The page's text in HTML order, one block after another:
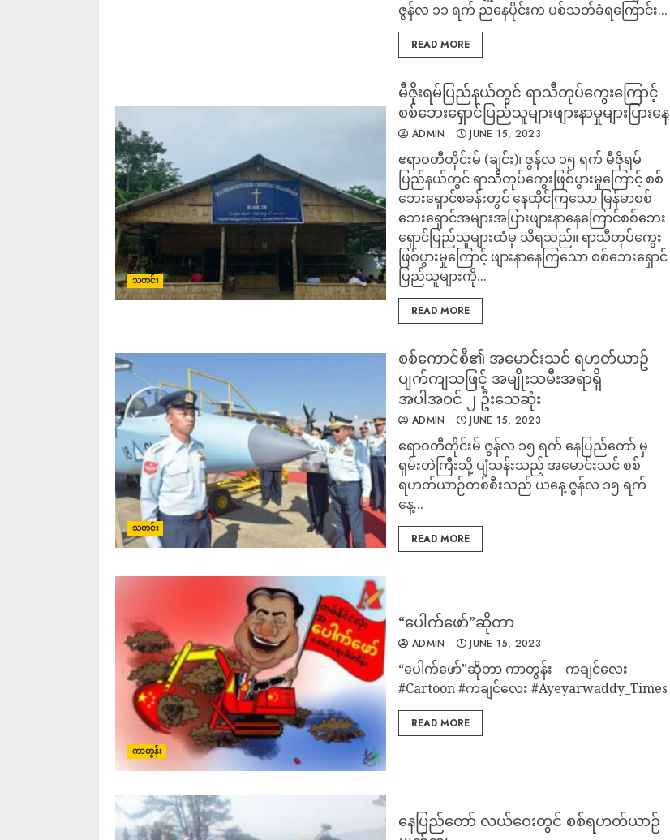
ဇွန်လ ၁၁ ရက် ညနေပိုင်းက ပစ်သတ်ခံရကြောင်း...
READ MORE
သတင်း
မီဇိုးရမ်ပြည်နယ်တွင် ရာသီတုပ်ကွေးကြောင့်
စစ်ဘေးရှောင်ပြည်သူများဖျားနာမှုများပြားနေ
ADMIN JUNE 15, 2023
ဧရာဝတီတိုင်းမ် (ချင်း)၊ ဇွန်လ ၁၅ ရက် မီဇိုရမ်
ပြည်နယ်တွင် ရာသီတုပ်ကွေးဖြစ်ပွားမှုကြောင့် စစ်
ဘေးရှောင်စခန်းတွင် နေထိုင်ကြသော မြန်မာစစ်
ဘေးရှောင်အများအပြားဖျားနာနေကြောင်စစ်ဘေး
ရှောင်ပြည်သူများထံမှ သိရသည်။ ရာသီတုပ်ကွေး
ဖြစ်ပွားမှုကြောင့် ဖျားနာနေကြသော စစ်ဘေးရှောင်
ပြည်သူများကို...
READ MORE
သတင်း
စစ်ကောင်စီ၏ အမောင်းသင် ရဟတ်ယာဥ်
ပျက်ကျသဖြင့် အမျိုးသမီးအရာရှိ
အပါအဝင် ၂ ဦးသေဆုံး
ADMIN JUNE 15, 2023
ဧရာဝတီတိုင်းမ် ဇွန်လ ၁၅ ရက် နေပြည်တော် မှ
ရှမ်းတဲကြီးသို့ ပျံသန်းသည့် အမောင်းသင် စစ်
ရဟတ်ယာဉ်တစ်စီးသည် ယနေ့ ဇွန်လ ၁၅ ရက်
နေ့...
READ MORE
ကာတွန်း
“ပေါက်ဖော်”ဆိုတာ
ADMIN JUNE 15, 2023
“ပေါက်ဖော်”ဆိုတာ ကာတွန်း – ကချင်လေး
#Cartoon #ကချင်လေး #Ayeyarwaddy_Times
READ MORE
နေပြည်တော် လယ်ဝေးတွင် စစ်ရဟတ်ယာဉ်